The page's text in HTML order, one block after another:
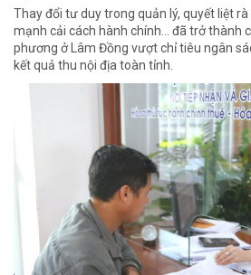
Thay đổi tư duy trong quản lý, quyết liệt
mạnh cải cách hành chính... đã trở thành
phương ở Lâm Đồng vượt chỉ tiêu ngân
kết quả thu nội địa toàn tỉnh.